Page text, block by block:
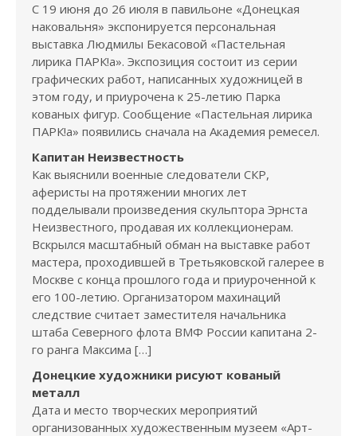
С 19 июня до 26 июля в павильоне «Донецкая
наковальня» экспонируется персональная
выставка Людмилы Бекасовой «Пастельная
лирика ПАРК!а». Экспозиция состоит из серии
графических работ, написанных художницей в
этом году, и приурочена к 25-летию Парка
кованых фигур. Сообщение «Пастельная лирика
ПАРК!а» появились сначала на Академия ремесел.
Капитан Неизвестность
Как выяснили военные следователи СКР,
аферисты на протяжении многих лет
подделывали произведения скульптора Эрнста
Неизвестного, продавая их коллекционерам.
Вскрылся масштабный обман на выставке работ
мастера, проходившей в Третьяковской галерее в
Москве с конца прошлого года и приуроченной к
его 100-летию. Организатором махинаций
следствие считает заместителя начальника
штаба Северного флота ВМФ России капитана 2-
го ранга Максима […]
Донецкие художники рисуют кованый
металл
Дата и место творческих мероприятий
организованных художественным музеем «Арт-